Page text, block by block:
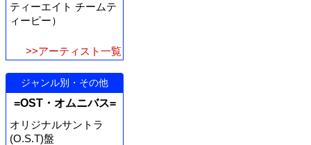
ティーエイト チームテ
ィーピー）
>>アーティスト一覧
ジャンル別・その他
=OST・オムニバス=
オリジナルサントラ
(O.S.T)盤